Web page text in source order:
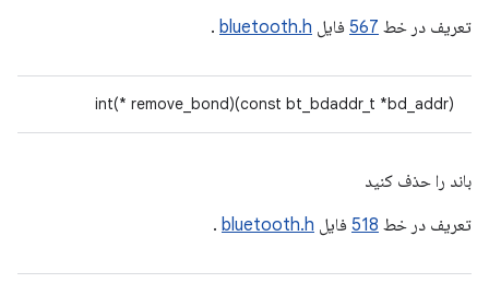
تعریف در خط 567 فایل bluetooth.h
.
int(* remove_bond)(const bt_bdaddr_t *bd_addr)
باند را حذف کنید
تعریف در خط 518 فایل bluetooth.h
.